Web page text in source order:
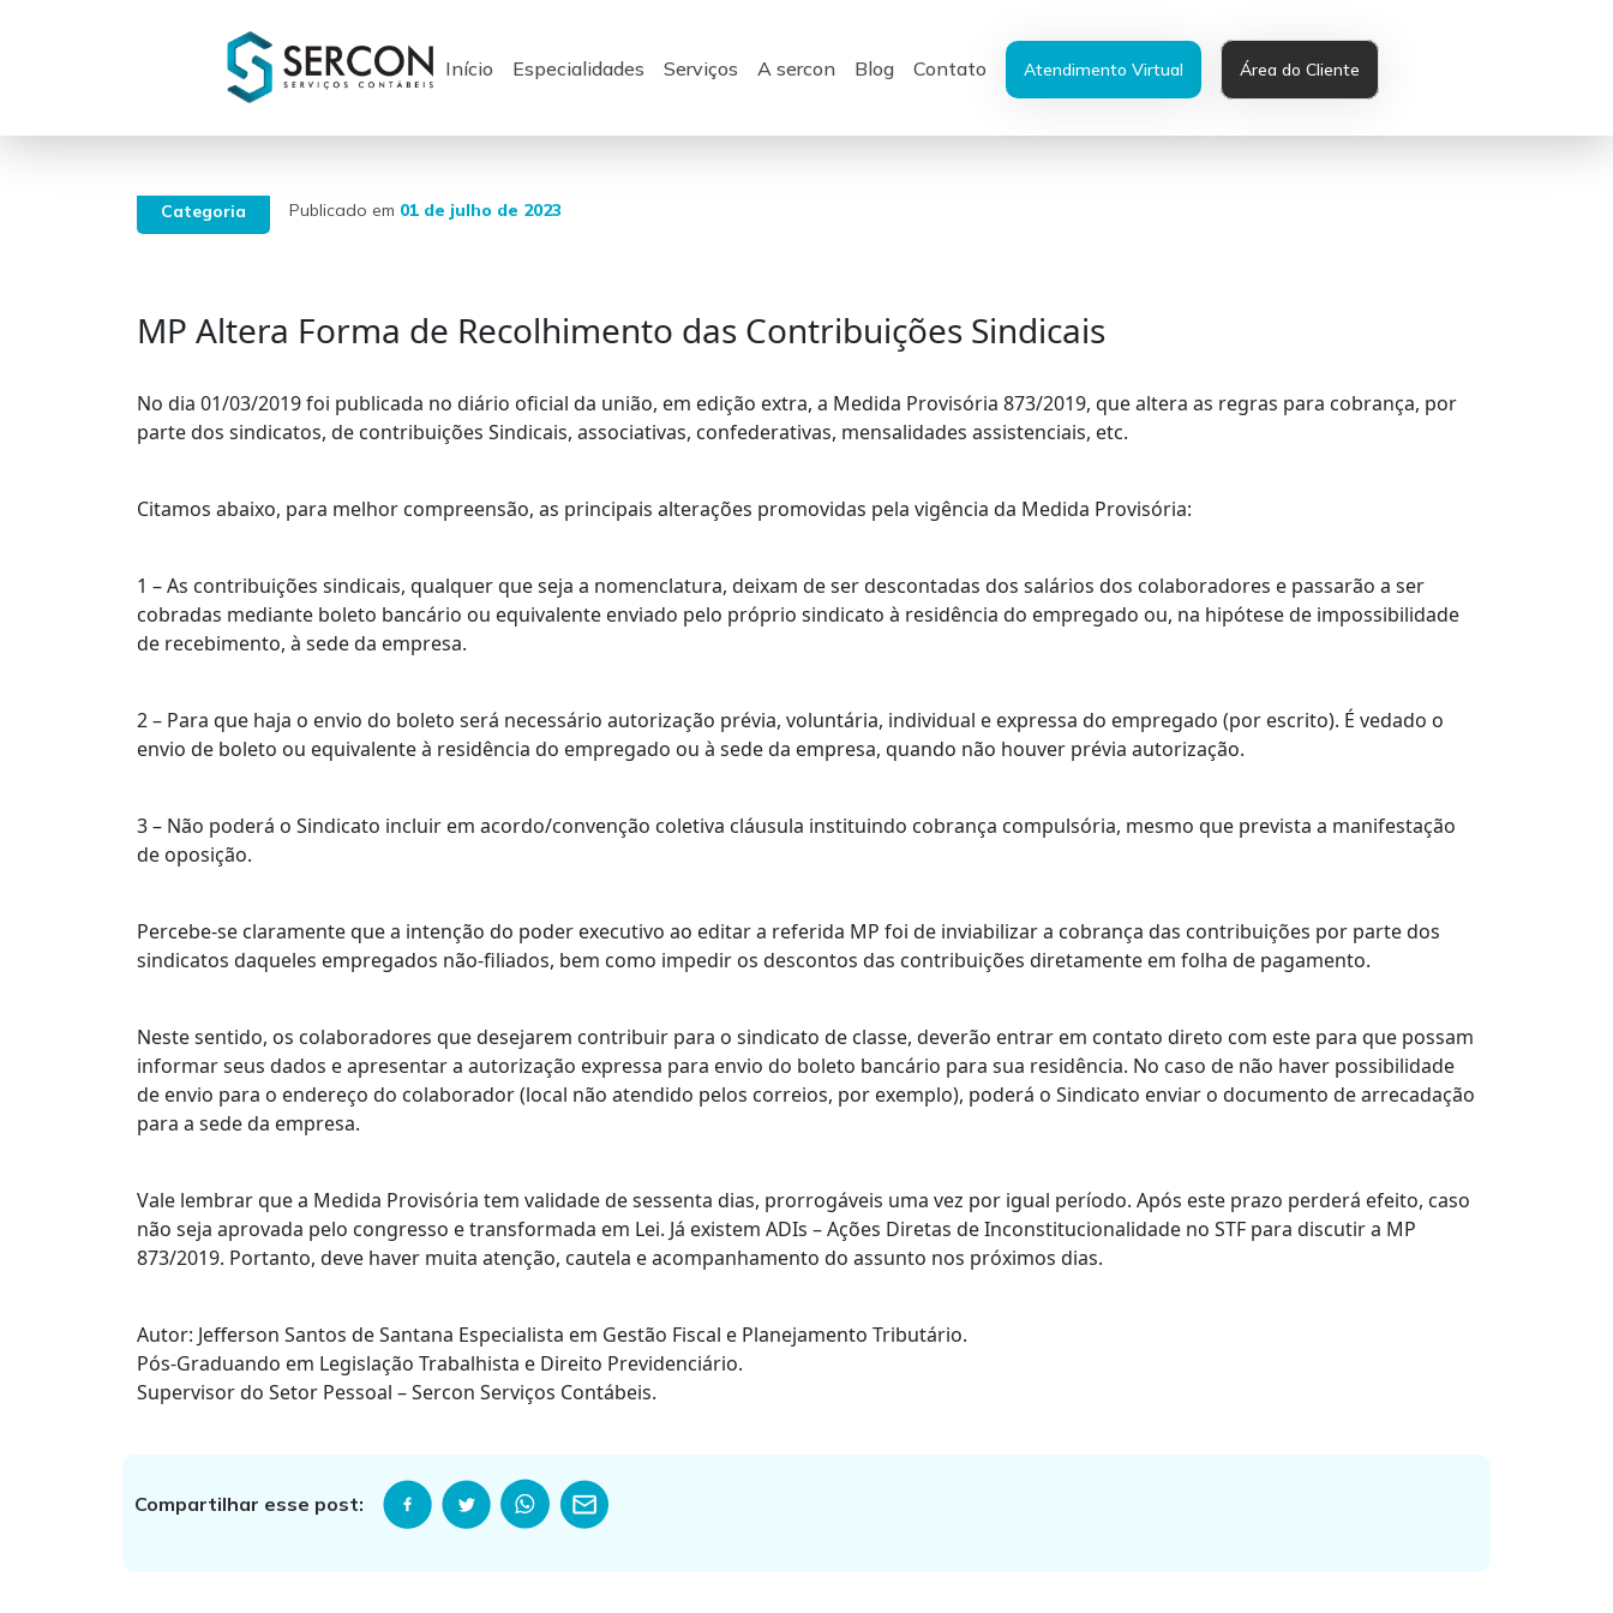
Início Especialidades Serviços A sercon Blog Contato Atendimento Virtual Área do Cliente
Categoria Publicado em 01 de julho de 2023
MP Altera Forma de Recolhimento das Contribuições Sindicais
No dia 01/03/2019 foi publicada no diário oficial da união, em edição extra, a Medida Provisória 873/2019, que altera as regras para cobrança, por
parte dos sindicatos, de contribuições Sindicais, associativas, confederativas, mensalidades assistenciais, etc.
Citamos abaixo, para melhor compreensão, as principais alterações promovidas pela vigência da Medida Provisória:
1 – As contribuições sindicais, qualquer que seja a nomenclatura, deixam de ser descontadas dos salários dos colaboradores e passarão a ser
cobradas mediante boleto bancário ou equivalente enviado pelo próprio sindicato à residência do empregado ou, na hipótese de impossibilidade
de recebimento, à sede da empresa.
2 – Para que haja o envio do boleto será necessário autorização prévia, voluntária, individual e expressa do empregado (por escrito). É vedado o
envio de boleto ou equivalente à residência do empregado ou à sede da empresa, quando não houver prévia autorização.
3 – Não poderá o Sindicato incluir em acordo/convenção coletiva cláusula instituindo cobrança compulsória, mesmo que prevista a manifestação
de oposição.
Percebe-se claramente que a intenção do poder executivo ao editar a referida MP foi de inviabilizar a cobrança das contribuições por parte dos
sindicatos daqueles empregados não-filiados, bem como impedir os descontos das contribuições diretamente em folha de pagamento.
Neste sentido, os colaboradores que desejarem contribuir para o sindicato de classe, deverão entrar em contato direto com este para que possam
informar seus dados e apresentar a autorização expressa para envio do boleto bancário para sua residência. No caso de não haver possibilidade
de envio para o endereço do colaborador (local não atendido pelos correios, por exemplo), poderá o Sindicato enviar o documento de arrecadação
para a sede da empresa.
Vale lembrar que a Medida Provisória tem validade de sessenta dias, prorrogáveis uma vez por igual período. Após este prazo perderá efeito, caso
não seja aprovada pelo congresso e transformada em Lei. Já existem ADIs – Ações Diretas de Inconstitucionalidade no STF para discutir a MP
873/2019. Portanto, deve haver muita atenção, cautela e acompanhamento do assunto nos próximos dias.
Autor: Jefferson Santos de Santana Especialista em Gestão Fiscal e Planejamento Tributário.
Pós-Graduando em Legislação Trabalhista e Direito Previdenciário.
Supervisor do Setor Pessoal – Sercon Serviços Contábeis.
Compartilhar esse post: